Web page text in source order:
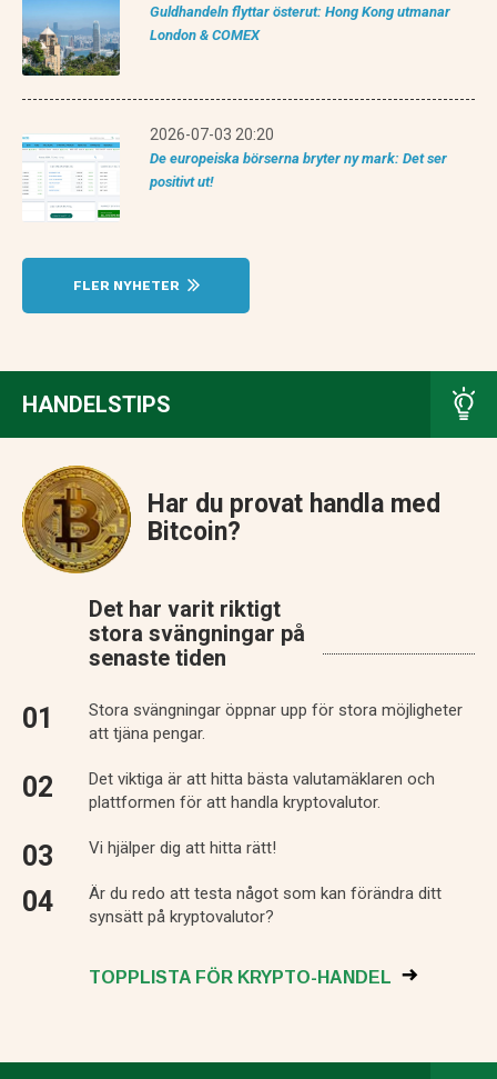
Guldhandeln flyttar österut: Hong Kong utmanar
London & COMEX
2026-07-03 20:20
De europeiska börserna bryter ny mark: Det ser
positivt ut!
FLER NYHETER
HANDELSTIPS
Har du provat handla med
Bitcoin?
Det har varit riktigt
stora svängningar på
senaste tiden
Stora svängningar öppnar upp för stora möjligheter
att tjäna pengar.
Det viktiga är att hitta bästa valutamäklaren och
plattformen för att handla kryptovalutor.
Vi hjälper dig att hitta rätt!
Är du redo att testa något som kan förändra ditt
synsätt på kryptovalutor?
TOPPLISTA FÖR KRYPTO-HANDEL